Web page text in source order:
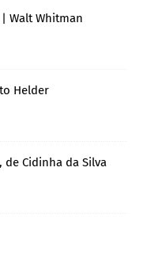
Walt Whitman
Helder
de Cidinha da Silva